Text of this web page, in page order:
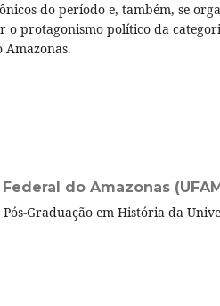
do período e, também, se
o protagonismo político da
do Amazonas
Graduação em História da